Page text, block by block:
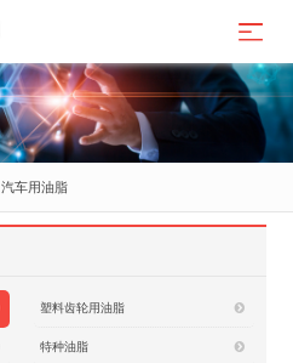
汽车用油脂
塑料齿轮用油脂
特种油脂